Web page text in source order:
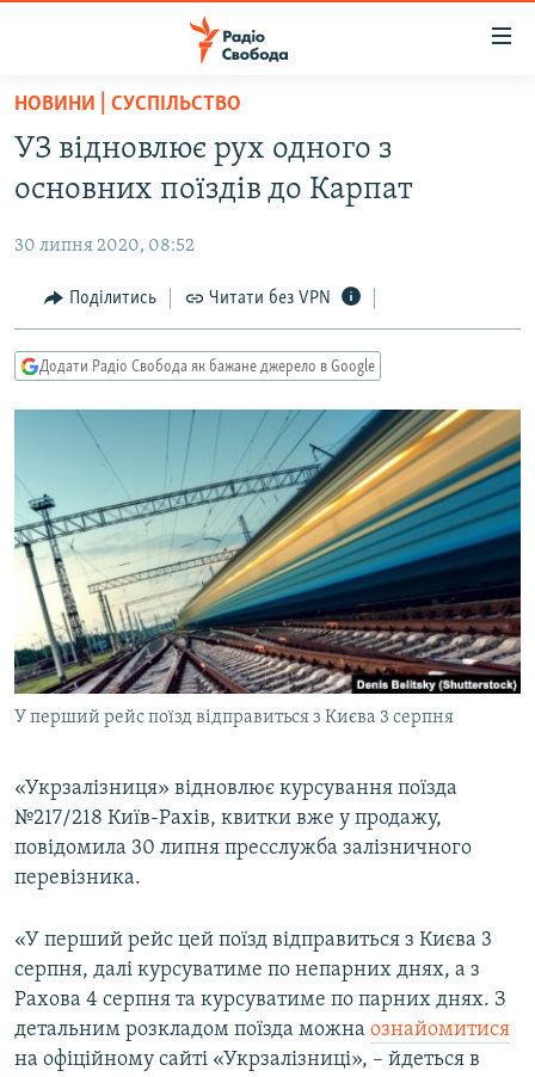
Перейти
основного
матеріалу
до
навігації
Перейти
до
ВСЕ ЗА ДОБУ
ПОЛІТИКА
ЕКОНОМІКА
КУЛЬТУРА
СПОРТ
СВІТ
ВІЙНА
РОСІЙСЬКА «ФІЛЬТРАЦІЯ»
КРИМ.РЕАЛІЇ
ТИ ЯК?
КИТАЙ.ВИКЛИКИ
МУЛЬТИМЕДІА
ФОТО
СПЕЦПРОЄКТИ
ПОДКАСТИ
РУС
УКР
КТАТ
ДОЛУЧАЙСЯ!
НОВИНИ | СУСПІЛЬСТВО
УЗ відновлює рух одного з
основних поїздів до Карпат
30 липня 2020, 08:52
Поділитись Читати без VPN
Додати Радіо Свобода як бажане джерело в Google
У перший рейс поїзд відправиться з Києва 3 серпня
«Укрзалізниця» відновлює курсування поїзда
№217/218 Київ-Рахів, квитки вже у продажу,
повідомила 30 липня пресслужба залізничного
перевізника.
«У перший рейс цей поїзд відправиться з Києва 3
серпня, далі курсуватиме по непарних днях, а з
Рахова 4 серпня та курсуватиме по парних днях. З
детальним розкладом поїзда можна ознайомитися
на офіційному сайті «Укрзалізниці», – йдеться в